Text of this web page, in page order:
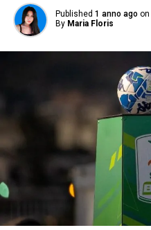
Published 1 anno ago on
By Maria Floris